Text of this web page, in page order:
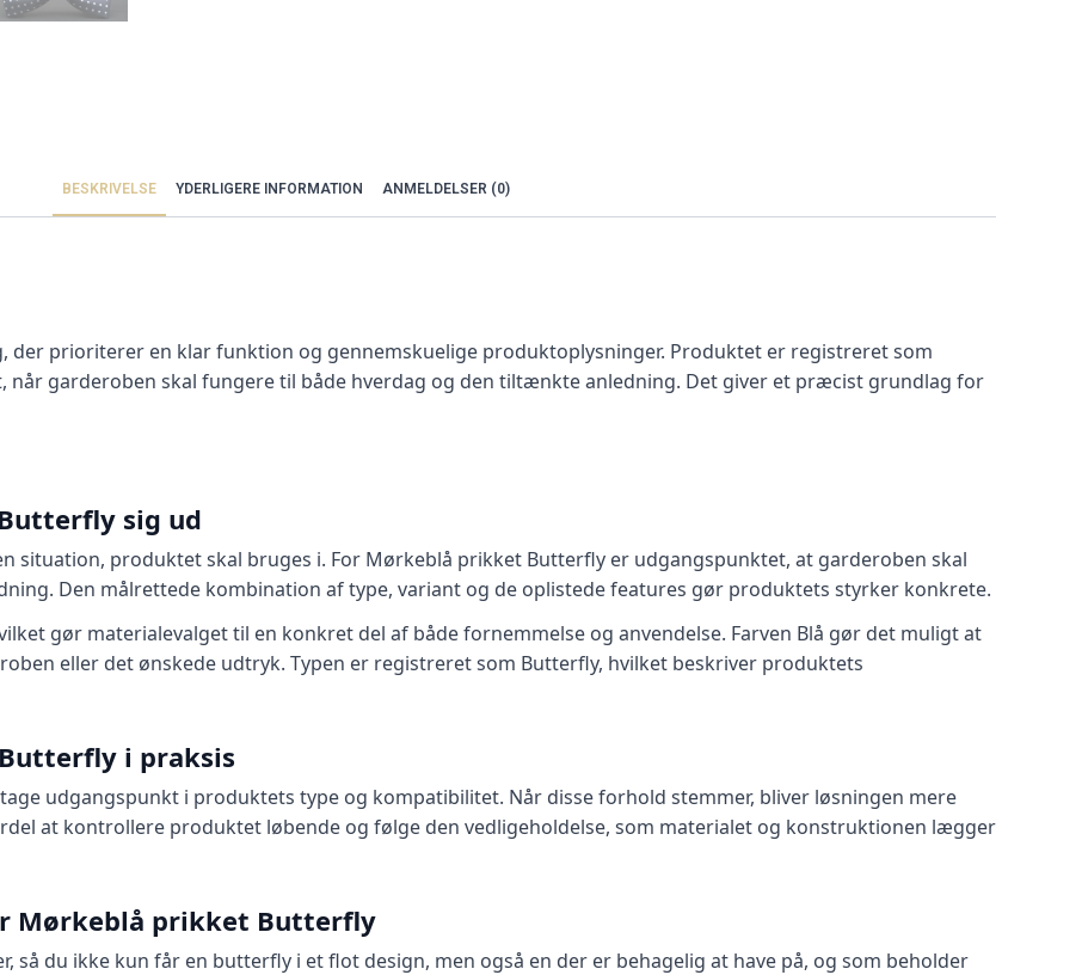
BESKRIVELSE YDERLIGERE INFORMATION ANMELDELSER (0)
der prioriterer en klar funktion og gennemskuelige produktoplysninger. Produktet er registreret som
garderoben skal fungere til både hverdag og den tiltænkte anledning. Det giver et præcist grundlag for
sig ud
situation, produktet skal bruges i. For Mørkeblå prikket Butterfly er udgangspunktet, at garderoben skal
Den målrettede kombination af type, variant og de oplistede features gør produktets styrker konkrete.
gør materialevalget til en konkret del af både fornemmelse og anvendelse. Farven Blå gør det muligt at
eller det ønskede udtryk. Typen er registreret som Butterfly, hvilket beskriver produktets
i praksis
udgangspunkt i produktets type og kompatibilitet. Når disse forhold stemmer, bliver løsningen mere
at kontrollere produktet løbende og følge den vedligeholdelse, som materialet og konstruktionen lægger
Mørkeblå prikket Butterfly
så du ikke kun får en butterfly i et flot design, men også en der er behagelig at have på, og som beholder